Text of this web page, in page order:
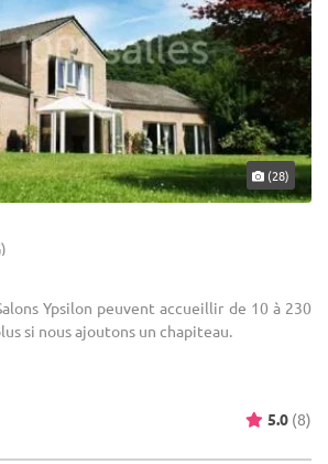
(28)
Ypsilon peuvent accueillir de 10 à 230
si nous ajoutons un chapiteau.
5.0 (8)